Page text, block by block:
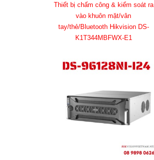
Thiết bị chấm công & kiểm soát ra
vào khuôn mặt/vân
tay/thẻ/Bluetooth Hikvision DS-
K1T344MBFWX-E1